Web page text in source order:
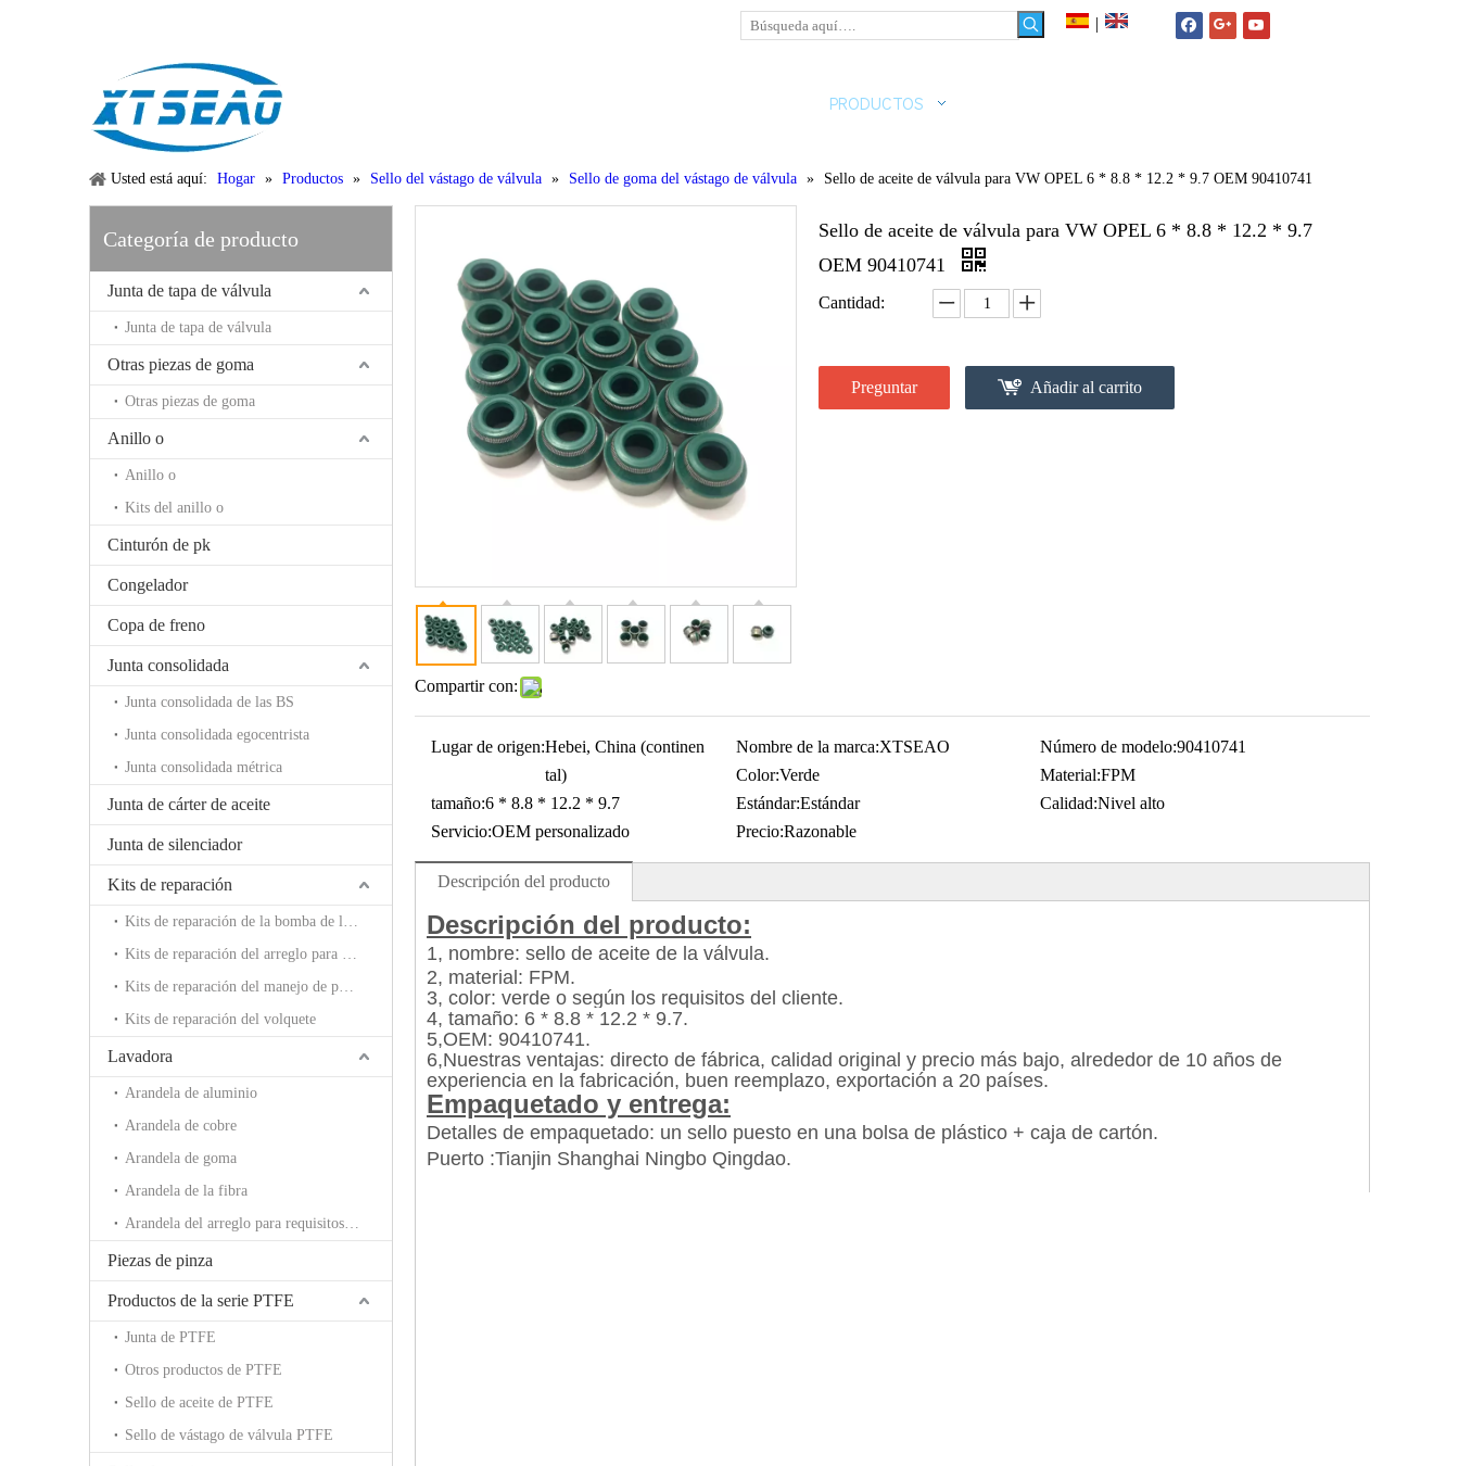
|
PRODUCTOS
Usted está aquí: Hogar » Productos » Sello del vástago de válvula » Sello de goma del vástago de válvula » Sello de aceite de válvula para VW OPEL 6 * 8.8 * 12.2 * 9.7 OEM 90410741
Categoría de producto
Junta de tapa de válvula
Junta de tapa de válvula
Otras piezas de goma
Otras piezas de goma
Anillo o
Anillo o
Kits del anillo o
Cinturón de pk
Congelador
Copa de freno
Junta consolidada
Junta consolidada de las BS
Junta consolidada egocentrista
Junta consolidada métrica
Junta de cárter de aceite
Junta de silenciador
Kits de reparación
Kits de reparación de la bomba de la rotura
Kits de reparación del arreglo para requisitos particulares
Kits de reparación del manejo de potencia
Kits de reparación del volquete
Lavadora
Arandela de aluminio
Arandela de cobre
Arandela de goma
Arandela de la fibra
Arandela del arreglo para requisitos particulares
Piezas de pinza
Productos de la serie PTFE
Junta de PTFE
Otros productos de PTFE
Sello de aceite de PTFE
Sello de vástago de válvula PTFE
Compartir con:
Sello de aceite de válvula para VW OPEL 6 * 8.8 * 12.2 * 9.7
OEM 90410741
Cantidad:
Preguntar Añadir al carrito
Lugar de origen:Hebei, China (continen
tal)
Nombre de la marca:XTSEAO Número de modelo:90410741
Color:Verde Material:FPM
tamaño:6 * 8.8 * 12.2 * 9.7 Estándar:Estándar Calidad:Nivel alto
Servicio:OEM personalizado Precio:Razonable
Descripción del producto
Descripción del producto:
1, nombre: sello de aceite de la válvula.
2, material: FPM.
3, color: verde o según los requisitos del cliente.
4, tamaño: 6 * 8.8 * 12.2 * 9.7.
5,OEM: 90410741.
6,Nuestras ventajas: directo de fábrica, calidad original y precio más bajo, alrededor de 10 años de
experiencia en la fabricación, buen reemplazo, exportación a 20 países.
Empaquetado y entrega:
Detalles de empaquetado: un sello puesto en una bolsa de plástico + caja de cartón.
Puerto :Tianjin Shanghai Ningbo Qingdao.